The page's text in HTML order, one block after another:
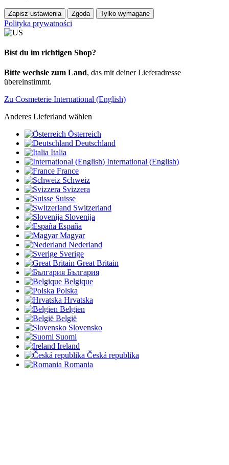
Zapisz ustawienia Zgoda Tylko wymagane
Polityka prywatności
Bist du im richtigen Shop?
Bitte wechsle zum Land, das mit deiner Lieferadresse
übereinstimmt.
Zu Cosmeterie International (English)
Anderes Lieferland wählen
Österreich
Deutschland
Italia
International (English)
France
Schweiz
Svizzera
Suisse
Switzerland
Slovenija
España
Magyar
Nederland
Sverige
Great Britain
България
Belgique
Polska
Hrvatska
Belgien
België
Slovensko
Suomi
Ireland
Česká republika
Romania